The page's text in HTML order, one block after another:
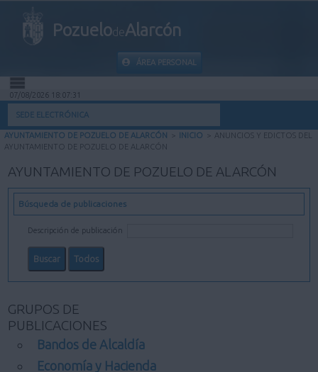
PozuelodeAlarcón
ÁREA PERSONAL
INICIO
INFORMACIÓN PÚBLICA
MI CARPETA
INFORMACIÓN MUNICIPAL
07/08/2026 18:07:32
SEDE ELECTRÓNICA
AYUNTAMIENTO DE POZUELO DE ALARCÓN > INICIO > ANUNCIOS Y EDICTOS DEL
AYUNTAMIENTO DE POZUELO DE ALARCÓN
AYUNTAMIENTO DE POZUELO DE ALARCÓN
Búsqueda de publicaciones
Descripción de publicación
GRUPOS DE
PUBLICACIONES
Bandos de Alcaldía
Economía y Hacienda